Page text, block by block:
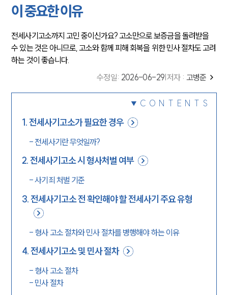
이 중요한 이유
전세사기고소까지 고민 중이신가요? 고소만으로 보증금을 돌려받을
수 있는 것은 아니므로, 고소와 함께 피해 회복을 위한 민사 절차도 고려
하는 것이 좋습니다.
수정일: 2026-06-29 저자 : 고병준
CONTENTS
1.전세사기고소가 필요한 경우
- 전세사기란 무엇일까?
2.전세사기고소 시 형사처벌 여부
-사기죄 처벌 기준
3.전세사기고소 전 확인해야 할 전세사기 주요 유형
- 형사 고소 절차와 민사 절차를 병행해야 하는 이유
4.전세사기고소 및 민사 절차
- 형사 고소 절차
- 민사 절차